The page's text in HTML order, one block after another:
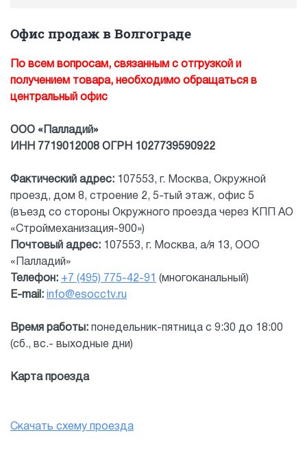
Офис продаж в Волгограде
По всем вопросам, связанным с отгрузкой и
получением товара, необходимо обращаться в
центральный офис
ООО «Палладий»
ИНН 7719012008 ОГРН 1027739590922
Фактический адрес: 107553, г. Москва, Окружной
проезд, дом 8, строение 2, 5-тый этаж, офис 5
(въезд со стороны Окружного проезда через КПП АО
«Строймеханизация-900»)
Почтовый адрес: 107553, г. Москва, а/я 13, ООО
«Палладий»
Телефон: +7 (495) 775-42-91 (многоканальный)
E-mail: info@esocctv.ru
Время работы: понедельник-пятница с 9:30 до 18:00
(сб., вс.- выходные дни)
Карта проезда
Скачать схему проезда